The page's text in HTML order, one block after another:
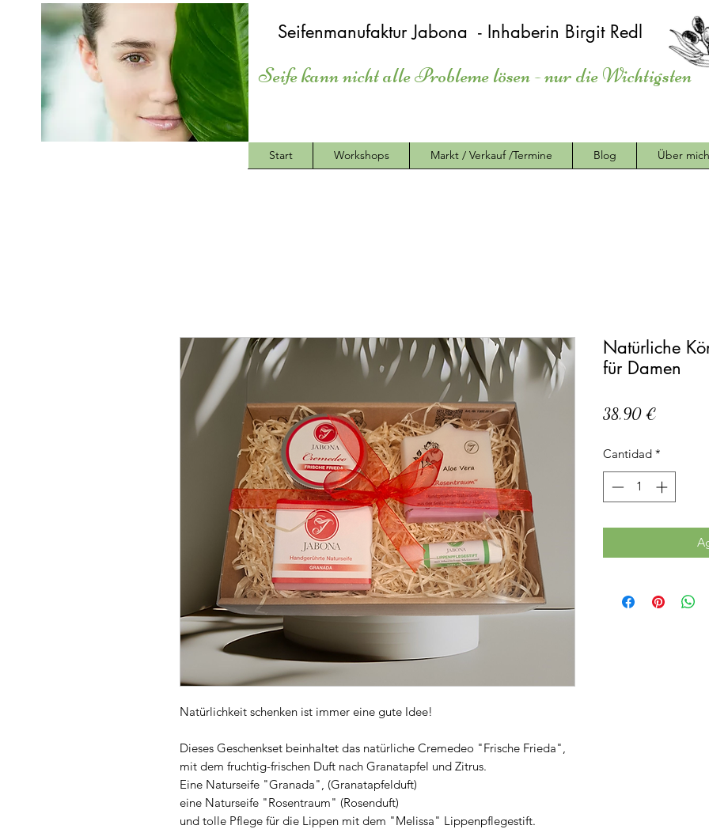
Seifenmanufaktur Jabona - Inhaberin Birgit Redl
Seife kann nicht alle Probleme lösen - nur die Wichtigsten
Start Workshops Markt / Verkauf /Termine Blog Über mich
Natürlichkeit schenken ist immer eine gute Idee!
Dieses Geschenkset beinhaltet das natürliche Cremedeo "Frische Frieda",
mit dem fruchtig-frischen Duft nach Granatapfel und Zitrus.
Eine Naturseife "Granada", (Granatapfelduft)
eine Naturseife "Rosentraum" (Rosenduft)
und tolle Pflege für die Lippen mit dem "Melissa" Lippenpflegestift.
Natürliche
für Damen
38,90 €
Cantidad *